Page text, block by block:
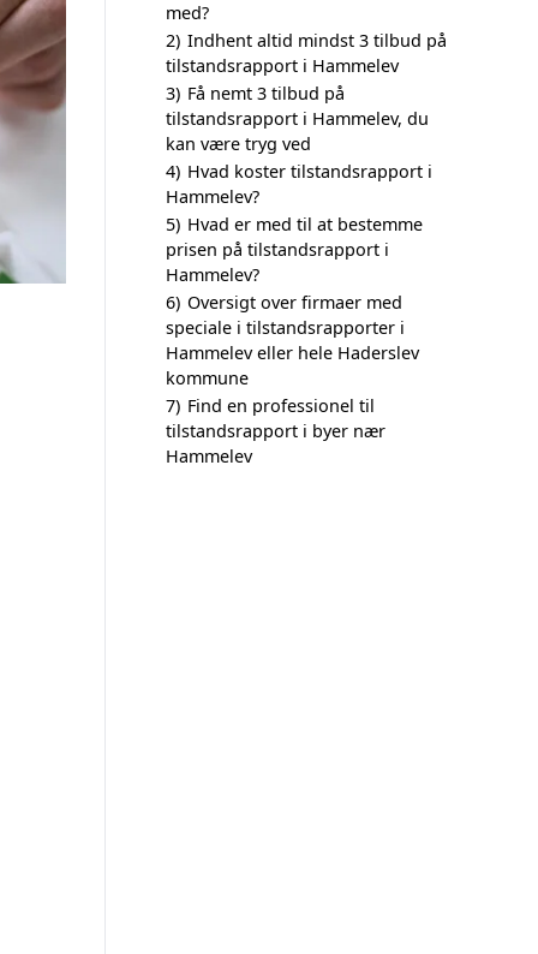
med?
2) Indhent altid mindst 3 tilbud på
tilstandsrapport i Hammelev
3) Få nemt 3 tilbud på
tilstandsrapport i Hammelev, du
kan være tryg ved
4) Hvad koster tilstandsrapport i
Hammelev?
5) Hvad er med til at bestemme
prisen på tilstandsrapport i
Hammelev?
6) Oversigt over firmaer med
speciale i tilstandsrapporter i
Hammelev eller hele Haderslev
kommune
7) Find en professionel til
tilstandsrapport i byer nær
Hammelev